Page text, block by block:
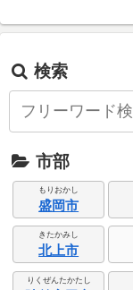
検索
市部
もりおかし
盛岡市
きたかみし
北上市
りくぜんたかたし